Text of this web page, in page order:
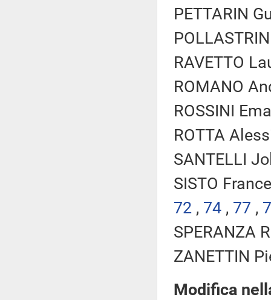
PETTARIN
RAVETTO
ROMANO
ROSSINI
ROTTA
SANTELLI
SISTO
72 , 74 , 77 ,
SPERANZA
ZANETTIN
Modifica